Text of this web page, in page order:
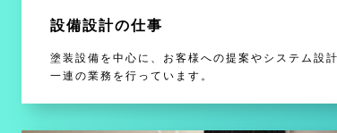
設備設計の仕事
塗装設備を中心に、お客様への提案やシステム設
一連の業務を行っています。